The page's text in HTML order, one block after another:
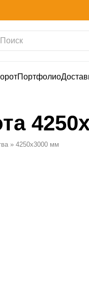
Портфолио
» 4250х3000 мм